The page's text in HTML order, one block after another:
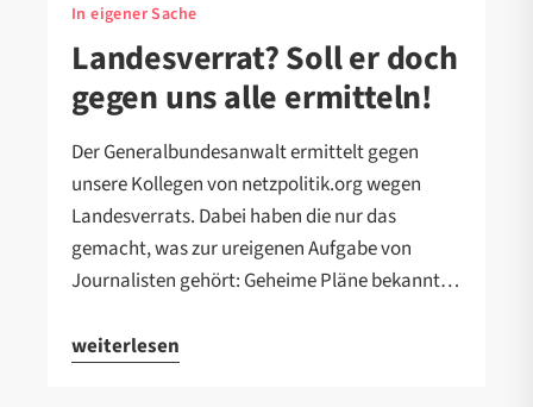
In eigener Sache
Landesverrat? Soll er doch
gegen uns alle ermitteln!
Der Generalbundesanwalt ermittelt gegen
unsere Kollegen von netzpolitik.org wegen
Landesverrats. Dabei haben die nur das
gemacht, was zur ureigenen Aufgabe von
Journalisten gehört: Geheime Pläne bekannt…
weiterlesen